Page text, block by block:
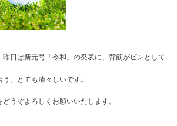
昨日は新元号「令和」の発表に、背筋がピンとして
。とても清々しいです。
どうぞよろしくお願いいたします。